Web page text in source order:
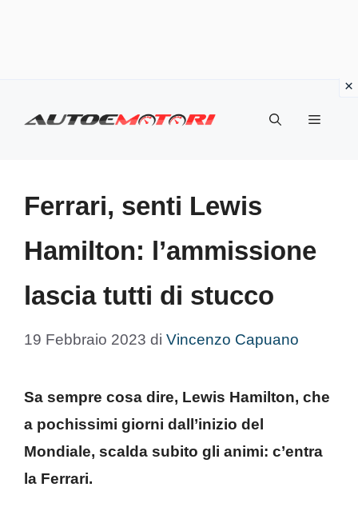
Menu
Ferrari, senti Lewis
Hamilton: l’ammissione
lascia tutti di stucco
19 Febbraio 2023 di Vincenzo Capuano
Sa sempre cosa dire, Lewis Hamilton, che
a pochissimi giorni dall’inizio del
Mondiale, scalda subito gli animi: c’entra
la Ferrari.